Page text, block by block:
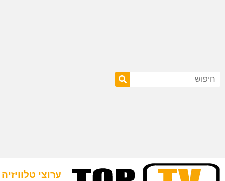
ערוצי טלוויזיה